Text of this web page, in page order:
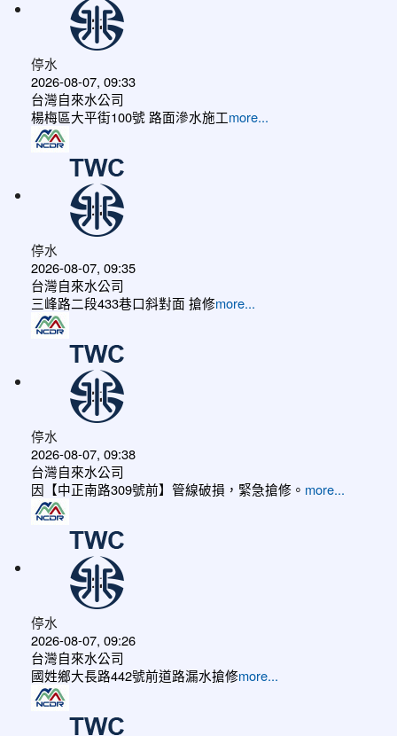
停水
2026-08-07, 09:33
台灣自來水公司
楊梅區大平街100號 路面滲水施工more...
停水
2026-08-07, 09:35
台灣自來水公司
三峰路二段433巷口斜對面 搶修more...
停水
2026-08-07, 09:38
台灣自來水公司
因【中正南路309號前】管線破損，緊急搶修。 more...
停水
2026-08-07, 09:26
台灣自來水公司
國姓鄉大長路442號前道路漏水搶修more...